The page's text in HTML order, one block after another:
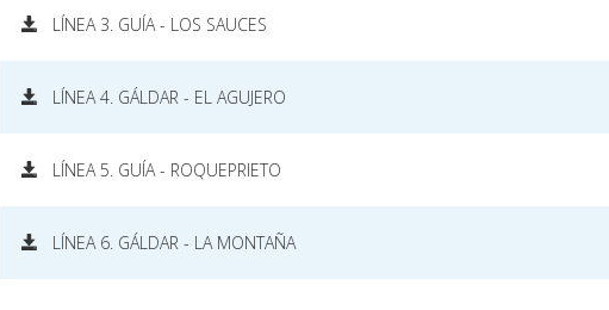
LÍNEA 3. GUÍA - LOS SAUCES
LÍNEA 4. GÁLDAR - EL AGUJERO
LÍNEA 5. GUÍA - ROQUEPRIETO
LÍNEA 6. GÁLDAR - LA MONTAÑA